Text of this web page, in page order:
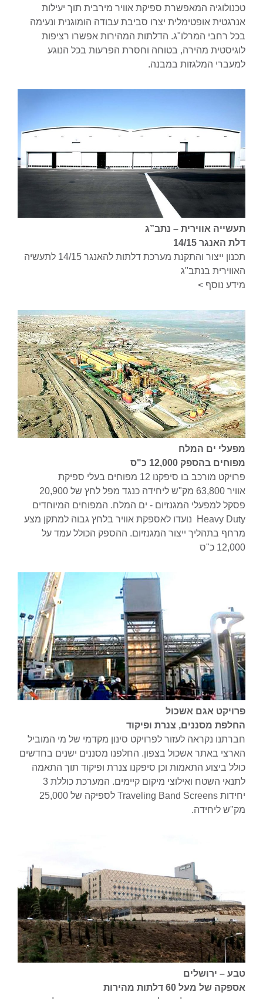
טכנולוגיה המאפשרת ספיקת אוויר מירבית תוך יעילות
אנרגטית אופטימלית יצרו סביבת עבודה הומוגנית ונעימה
בכל רחבי המרלו"ג. הדלתות המהירות אפשרו רציפות
לוגיסטית מהירה, בטוחה וחסרת הפרעות בכל הנוגע
למעברי המלגזות במבנה.
תעשייה אווירית – נתב”ג
דלת האנגר 14/15
תכנון ייצור והתקנת מערכת דלתות להאנגר 14/15 לתעשיה
האווירית בנתב"ג
מידע נוסף >
מפעלי ים המלח
מפוחים בהספק 12,000 כ"ס
פרויקט מורכב בו סיפקנו 12 מפוחים בעלי ספיקת
אוויר 63,800 מק"ש ליחידה כנגד מפל לחץ של 20,900
פסקל למפעלי המגנזיום - ים המלח. המפוחים המיוחדים
Heavy Duty נועדו לאספקת אוויר בלחץ גבוה למתקן מצע
מרחף בתהליך ייצור המגנזיום. ההספק הכולל עמד על
12,000 כ"ס
פרויקט אגם אשכול
החלפת מסננים, צנרת ופיקוד
חברתנו נקראה לעזור לפרויקט סינון מקדמי של מי המוביל
הארצי באתר אשכול בצפון. החלפנו מסננים ישנים בחדשים
כולל ביצוע התאמות וכן סיפקנו צנרת ופיקוד תוך התאמה
לתנאי השטח ואילוצי מיקום קיימים. המערכת כוללת 3
יחידות Traveling Band Screens לספיקה של 25,000
מק"ש ליחידה.
טבע – ירושלים
אספקה של מעל 60 דלתות מהירות